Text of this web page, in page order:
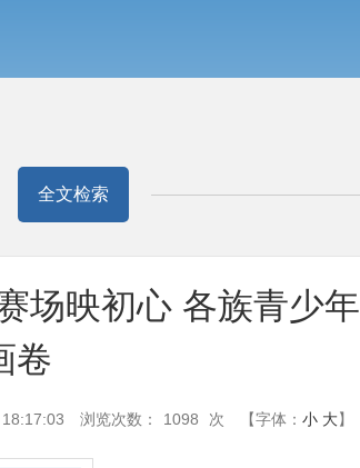
全文检索
场映初心 各族青少年
卷
浏览次数： 1098 次 【字体： 小 大】